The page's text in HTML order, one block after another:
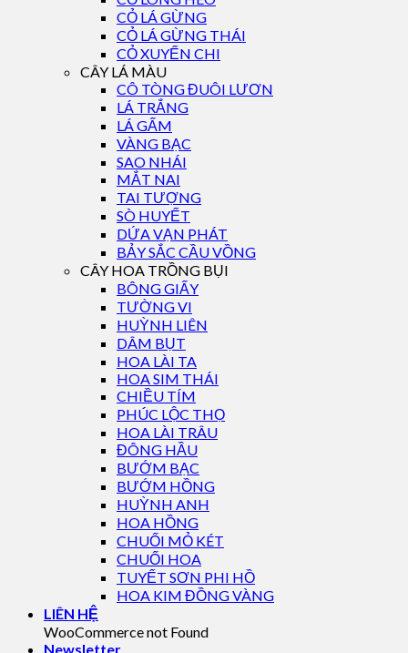
CỎ LÁ GỪNG
CỎ LÁ GỪNG THÁI
CỎ XUYẾN CHI
CÂY LÁ MÀU
CÔ TÒNG ĐUÔI LƯƠN
LÁ TRẮNG
LÁ GẤM
VÀNG BẠC
SAO NHÁI
MẮT NAI
TAI TƯỢNG
SÒ HUYẾT
DỨA VẠN PHÁT
BẢY SẮC CẦU VỒNG
CÂY HOA TRỒNG BỤI
BÔNG GIẤY
TƯỜNG VI
HUỲNH LIÊN
DÂM BỤT
HOA LÀI TA
HOA SIM THÁI
CHIỀU TÍM
PHÚC LỘC THỌ
HOA LÀI TRÂU
ĐÔNG HẦU
BƯỚM BẠC
BƯỚM HỒNG
HUỲNH ANH
HOA HỒNG
CHUỐI MỎ KÉT
CHUỐI HOA
TUYẾT SƠN PHI HỒ
HOA KIM ĐỒNG VÀNG
LIÊN HỆ
WooCommerce not Found
Newsletter